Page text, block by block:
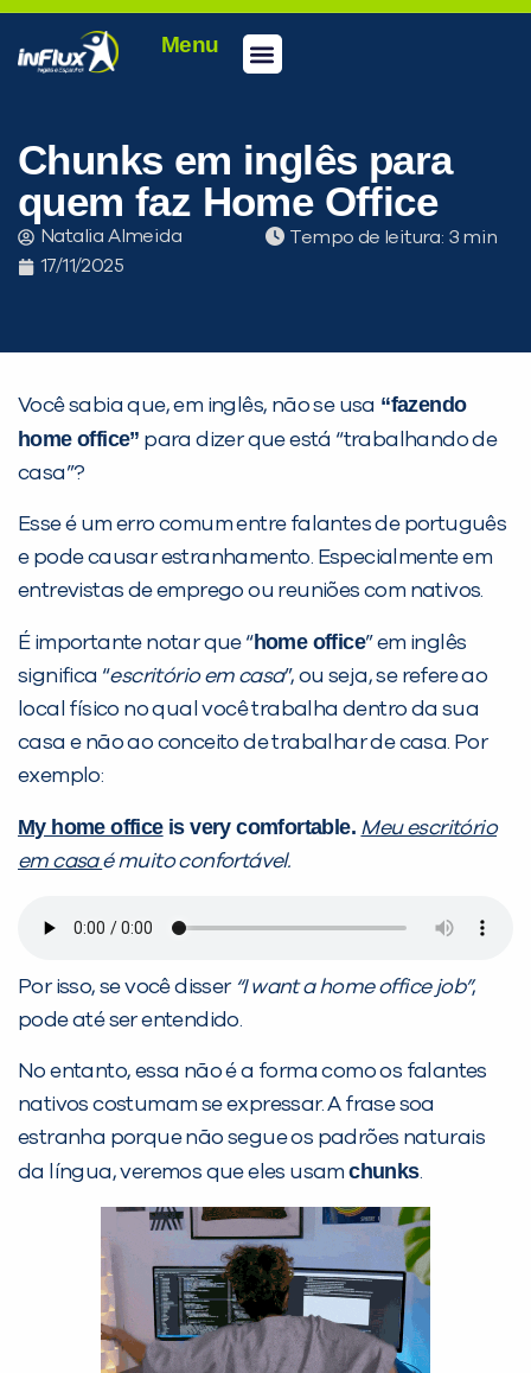
Menu
Chunks em inglês para
quem faz Home Office
Natalia Almeida
17/11/2025
Tempo de leitura:
Você sabia que, em inglês, não se usa “fazendo
home office” para dizer que está “trabalhando de
casa”?
Esse é um erro comum entre falantes de português
e pode causar estranhamento. Especialmente em
entrevistas de emprego ou reuniões com nativos.
É importante notar que “home office” em inglês
significa “escritório em casa”, ou seja, se refere ao
local físico no qual você trabalha dentro da sua
casa e não ao conceito de trabalhar de casa. Por
exemplo:
My home officeis very comfortable. Meu escritório
em casaé muito confortável.
Por isso, se você disser “I want a home office job”,
pode até ser entendido.
No entanto, essa não é a forma como os falantes
nativos costumam se expressar. A frase soa
estranha porque não segue os padrões naturais
da língua, veremos que eles usamchunks.
Desculpe!
inFlux nesta cidade ou bairro que
Preencha com seus dados abaixo e
já vamos te colocar em contato
com a: